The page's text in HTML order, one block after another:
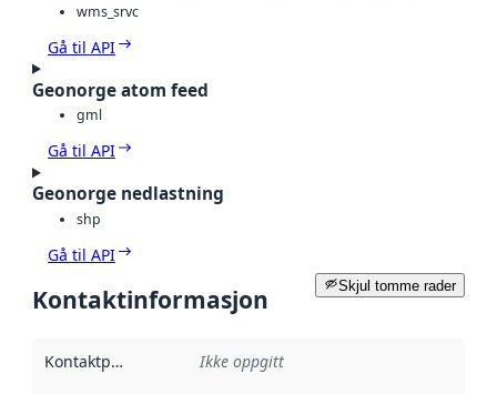
wms_srvc
Gå til API
Geonorge atom feed
gml
Gå til API
Geonorge nedlastning
shp
Gå til API
Skjul tomme rader
Kontaktinformasjon
Kontaktpunkt Ikke oppgitt